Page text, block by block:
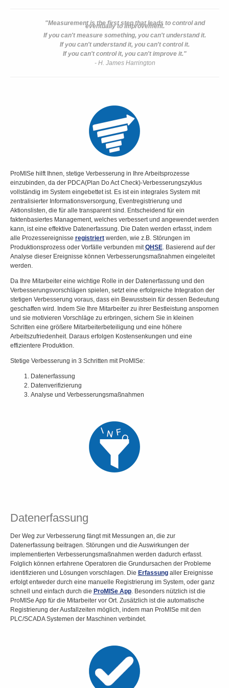
"Measurement is the first step that leads to control and
eventually to improvement.
If you can't measure something, you can't understand it.
If you can't understand it, you can't control it.
If you can't control it, you can't improve it."
- H. James Harrington
ProMISe hilft Ihnen, stetige Verbesserung in Ihre Arbeitsprozesse
einzubinden, da der PDCA(Plan Do Act Check)-Verbesserungszyklus
vollständig im System eingebettet ist. Es ist ein integrales System mit
zentralisierter Informationsversorgung, Eventregistrierung und
Aktionslisten, die für alle transparent sind. Entscheidend für ein
faktenbasiertes Management, welches verbessert und angewendet werden
kann, ist eine effektive Datenerfassung. Die Daten werden erfasst, indem
alle Prozessereignisse registriertwerden, wie z.B. Störungen im
Produktionsprozess oder Vorfälle verbunden mitQHSE. Basierend auf der
Analyse dieser Ereignisse können Verbesserungsmaßnahmen eingeleitet
werden.
Da Ihre Mitarbeiter eine wichtige Rolle in der Datenerfassung und den
Verbesserungsvorschlägen spielen, setzt eine erfolgreiche Integration der
stetigen Verbesserung voraus, dass ein Bewusstsein für dessen Bedeutung
geschaffen wird. Indem Sie Ihre Mitarbeiter zu ihrer Bestleistung anspornen
und sie motivieren Vorschläge zu erbringen, sichern Sie in kleinen
Schritten eine größere Mitarbeiterbeteiligung und eine höhere
Arbeitszufriedenheit. Daraus erfolgen Kostensenkungen und eine
effizientere Produktion.
Stetige Verbesserung in 3 Schritten mit ProMISe:
Datenerfassung
Datenverifizierung
Analyse und Verbesserungsmaßnahmen
Datenerfassung
Der Weg zur Verbesserung fängt mit Messungen an, die zur
Datenerfassung beitragen. Störungen und die Auswirkungen der
implementierten Verbesserungsmaßnahmen werden dadurch erfasst.
Folglich können erfahrene Operatoren die Grundursachen der Probleme
identifizieren und Lösungen vorschlagen. Die Erfassungaller Ereignisse
erfolgt entweder durch eine manuelle Registrierung im System, oder ganz
schnell und einfach durch die ProMISe App. Besonders nützlich ist die
ProMISe App für die Mitarbeiter vor Ort. Zusätzlich ist die automatische
Registrierung der Ausfallzeiten möglich, indem man ProMISe mit den
PLC/SCADA Systemen der Maschinen verbindet.